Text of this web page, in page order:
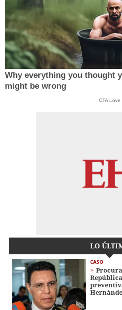
Why everything you thought
might be wrong
CTA Love
LO
CASO